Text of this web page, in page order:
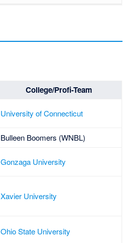
College/Profi-Team
University of Connecticut
Bulleen Boomers (WNBL)
Gonzaga University
Xavier University
Ohio State University